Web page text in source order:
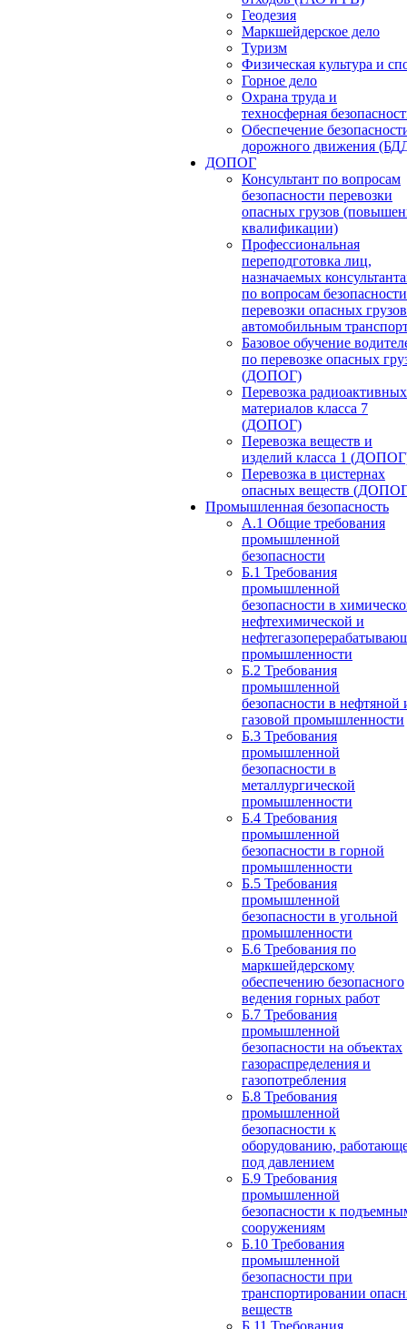
Геодезия
Маркшейдерское дело
Туризм
Физическая культура и
Горное дело
Охрана труда и
техносферная
Обеспечение
дорожного движения
ДОПОГ
Консультант по вопросам
безопасности перевозки
опасных грузов
квалификации)
Профессиональная
переподготовка лиц,
назначаемых
по вопросам безопасности
перевозки опасных грузов
автомобильным
Базовое обучение
по перевозке опасных
(ДОПОГ)
Перевозка радиоактивных
материалов класса 7
(ДОПОГ)
Перевозка веществ и
изделий класса 1
Перевозка в цистернах
опасных веществ
Промышленная безопасность
А.1 Общие требования
промышленной
безопасности
Б.1 Требования
промышленной
безопасности в
нефтехимической и
промышленности
Б.2 Требования
промышленной
безопасности в нефтяной
газовой промышленности
Б.3 Требования
промышленной
безопасности в
металлургической
промышленности
Б.4 Требования
промышленной
безопасности в горной
промышленности
Б.5 Требования
промышленной
безопасности в угольной
промышленности
Б.6 Требования по
маркшейдерскому
обеспечению безопасного
ведения горных работ
Б.7 Требования
промышленной
безопасности на объектах
газораспределения и
газопотребления
Б.8 Требования
промышленной
безопасности к
оборудованию,
под давлением
Б.9 Требования
промышленной
безопасности к
сооружениям
Б.10 Требования
промышленной
безопасности при
транспортировании
веществ
Б.11 Требования